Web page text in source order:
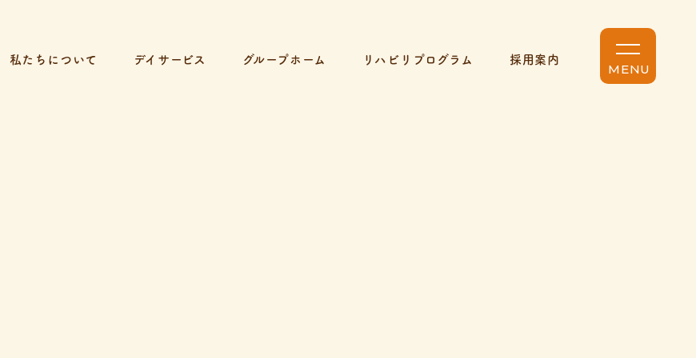
私たちについて デイサービス グループホーム リハビリプログラム 採用案内